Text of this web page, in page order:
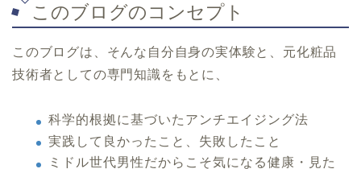
このブログのコンセプト
このブログは、そんな自分自身の実体験と、元化粧品
技術者としての専門知識をもとに、
科学的根拠に基づいたアンチエイジング法
実践して良かったこと、失敗したこと
ミドル世代男性だからこそ気になる健康・見た